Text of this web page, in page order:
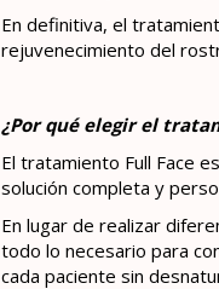
En definitiva, el
rejuvenecimiento del
¿Por qué elegir el
El tratamiento Full Face
solución completa y
En lugar de realizar
todo lo necesario para
cada paciente sin